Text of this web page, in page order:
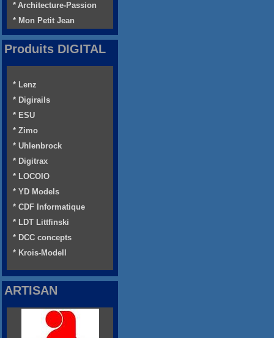
* Architecture-Passion
* Mon Petit Jean
Produits DIGITAL
* Lenz
* Digirails
* ESU
* Zimo
* Uhlenbrock
* Digitrax
* LOCOIO
* YD Models
* CDF Informatique
* LDT Littfinski
* DCC concepts
* Krois-Modell
ARTISAN